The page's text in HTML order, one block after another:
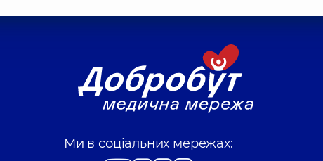
Ми в соціальних мережах: